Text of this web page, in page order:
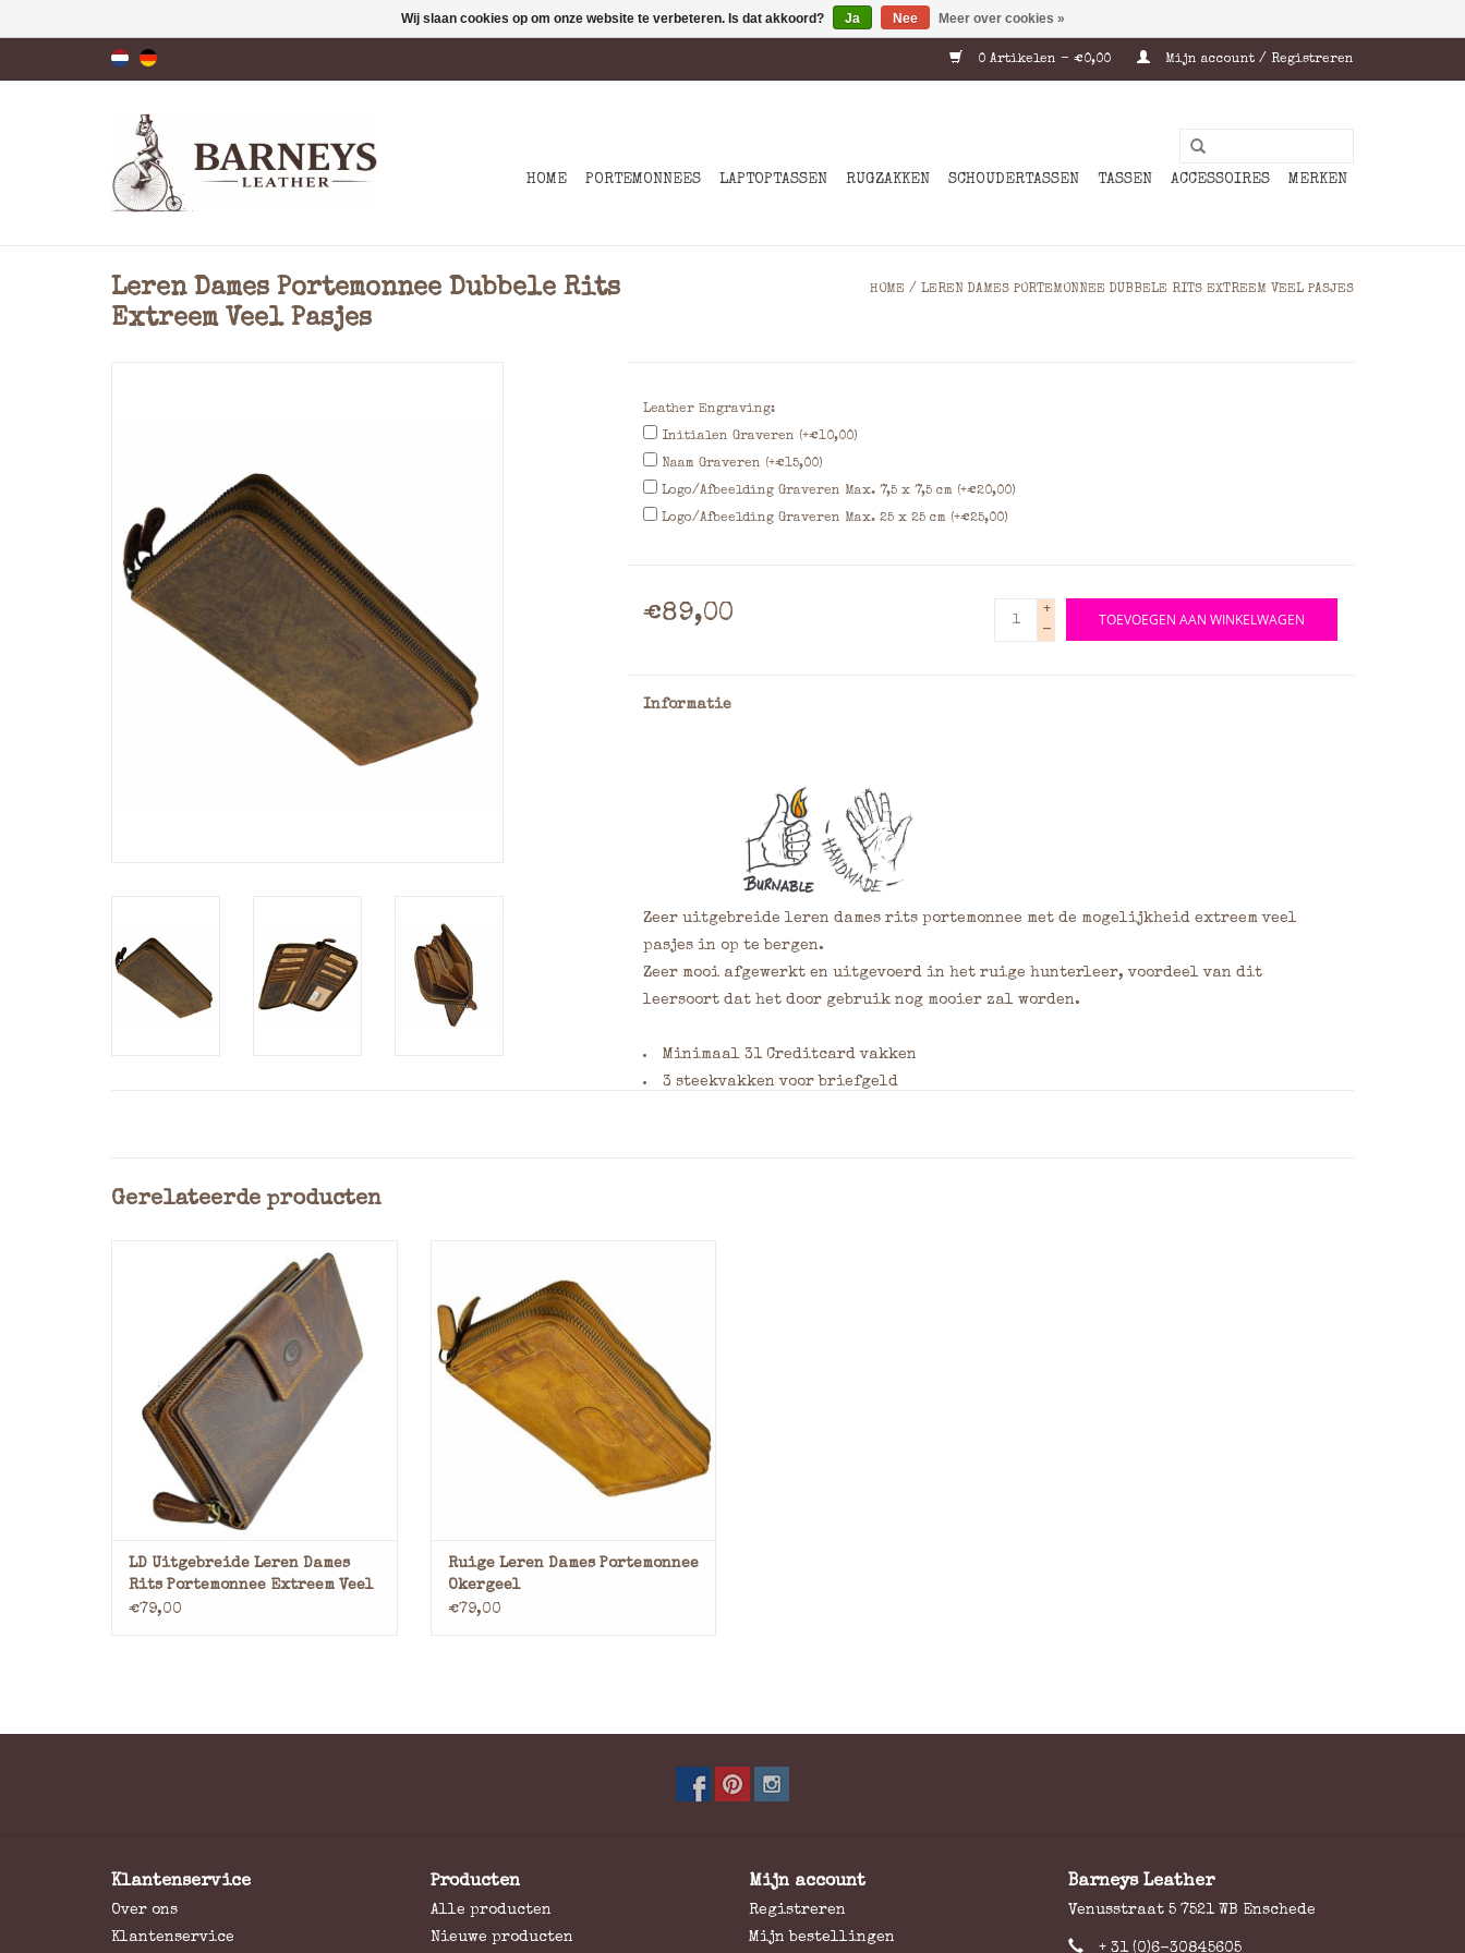
0 Artikelen - €0,00 Mijn account / Registreren
HOME PORTEMONNEES LAPTOPTASSEN RUGZAKKEN SCHOUDERTASSEN TASSEN ACCESSOIRES MERKEN
Leren Dames Portemonnee Dubbele Rits
Extreem Veel Pasjes
HOME / LEREN DAMES PORTEMONNEE DUBBELE RITS EXTREEM VEEL PASJES
Leather Engraving:
Initialen Graveren (+€10,00)
Naam Graveren (+€15,00)
Logo/Afbeelding Graveren Max. 7,5 x 7,5 cm (+€20,00)
Logo/Afbeelding Graveren Max. 25 x 25 cm (+€25,00)
€89,00
+
-
TOEVOEGEN AAN WINKELWAGEN
Informatie
Zeer uitgebreide leren dames rits portemonnee met de mogelijkheid extreem veel
pasjes in op te bergen.
Zeer mooi afgewerkt en uitgevoerd in het ruige hunterleer, voordeel van dit
leersoort dat het door gebruik nog mooier zal worden.
Minimaal 31 Creditcard vakken
3 steekvakken voor briefgeld
lettertypes en meer informatie over graveren.
Gerelateerde producten
Zeer uitgebreide leren dames rits
portemonnee met de mogelijkheid
extreem veel pasjes in op te bergen.
Zeer mooi afgewerkt en uitgevoerd in
het ruige hunterleer,
voordeel van dit leersoort dat het
door gebruik nog mooier zal worden.
Gehele portemo...
TOEVOEGEN AAN WINKELWAGEN
LD Uitgebreide Leren Dames
Rits Portemonnee Extreem Veel
Pasjes
€79,00
Kleingeld: Ruime bak afsluitbaar
d.m.v. een metalen rits
4 Horizontale steekvakken
Materiaal: Gewassen rundleer
Afmeting: = 11,5 x 20 x 3,5 cm (Hoogte x
Breedte x Dikte)
Kleuren: Vintage Geel
TOEVOEGEN AAN WINKELWAGEN
Ruige Leren Dames Portemonnee
Okergeel
€79,00
Klantenservice
Over ons
Klantenservice
Producten
Alle producten
Nieuwe producten
Mijn account
Registreren
Mijn bestellingen
Barneys Leather
Venusstraat 5 7521 WB Enschede
+ 31 (0)6-30845605
Wij slaan cookies op om onze website te verbeteren. Is dat akkoord? Ja Nee Meer over cookies »